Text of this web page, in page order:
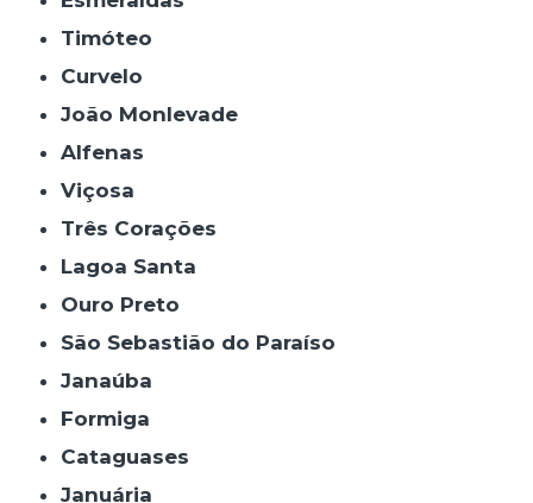
Timóteo
Curvelo
João Monlevade
Alfenas
Viçosa
Três Corações
Lagoa Santa
Ouro Preto
São Sebastião do Paraíso
Janaúba
Formiga
Cataguases
Januária